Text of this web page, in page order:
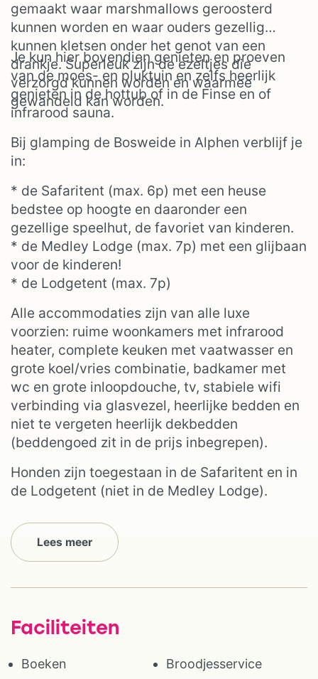
gemaakt waar marshmallows geroosterd
kunnen worden en waar ouders gezellig
kunnen kletsen onder het genot van een
drankje. Superleuk zijn de ezeltjes die
verzorgd kunnen worden en waarmee
gewandeld kan worden.
Je kun hier bovendien genieten en proeven
van de moes- en pluktuin en zelfs heerlijk
genieten in de hottub of in de Finse en of
infrarood sauna.
Bij glamping de Bosweide in Alphen verblijf je
in:
* de Safaritent (max. 6p) met een heuse
bedstee op hoogte en daaronder een
gezellige speelhut, de favoriet van kinderen.
* de Medley Lodge (max. 7p) met een glijbaan
voor de kinderen!
* de Lodgetent (max. 7p)
Alle accommodaties zijn van alle luxe
voorzien: ruime woonkamers met infrarood
heater, complete keuken met vaatwasser en
grote koel/vries combinatie, badkamer met
wc en grote inloopdouche, tv, stabiele wifi
verbinding via glasvezel, heerlijke bedden en
niet te vergeten heerlijk dekbedden
(beddengoed zit in de prijs inbegrepen).
Honden zijn toegestaan in de Safaritent en in
de Lodgetent (niet in de Medley Lodge).
Lees meer
Faciliteiten
Boeken Broodjesservice